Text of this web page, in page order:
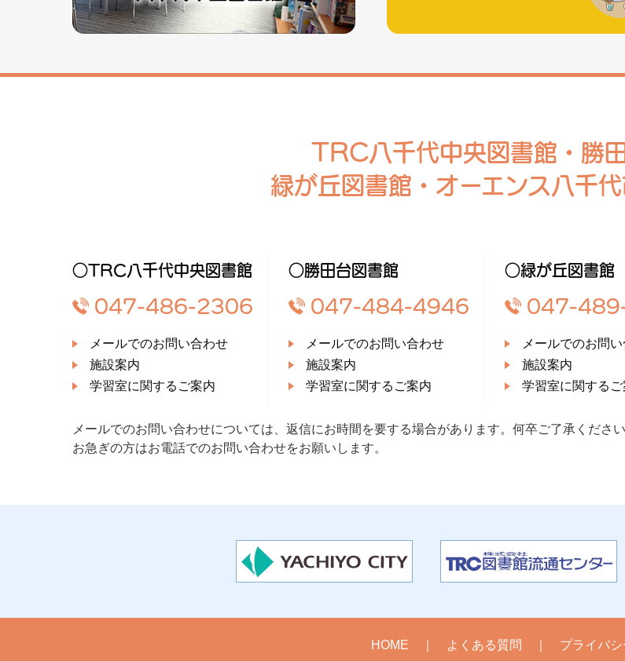
TRC八千代中央図書館・勝
緑が丘図書館・オーエンス八千
○TRC八千代中央図書館
047-486-2306
メールでのお問い合わせ
施設案内
学習室に関するご案内
○勝田台図書館
047-484-4946
メールでのお問い合わせ
施設案内
学習室に関するご案内
○緑が丘図書館
047-
メールでのお問
施設案内
学習室に関するご
メールでのお問い合わせについては、返信にお時間を要する場合があります。何卒ご了承ください
お急ぎの方はお電話でのお問い合わせをお願いします。
HOME よくある質問 プライバ